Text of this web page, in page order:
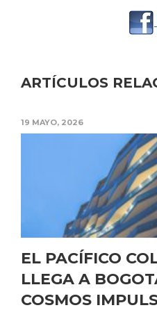
ARTÍCULOS
19 MAYO, 2026
EL PACÍFICO
LLEGA A
COSMOS